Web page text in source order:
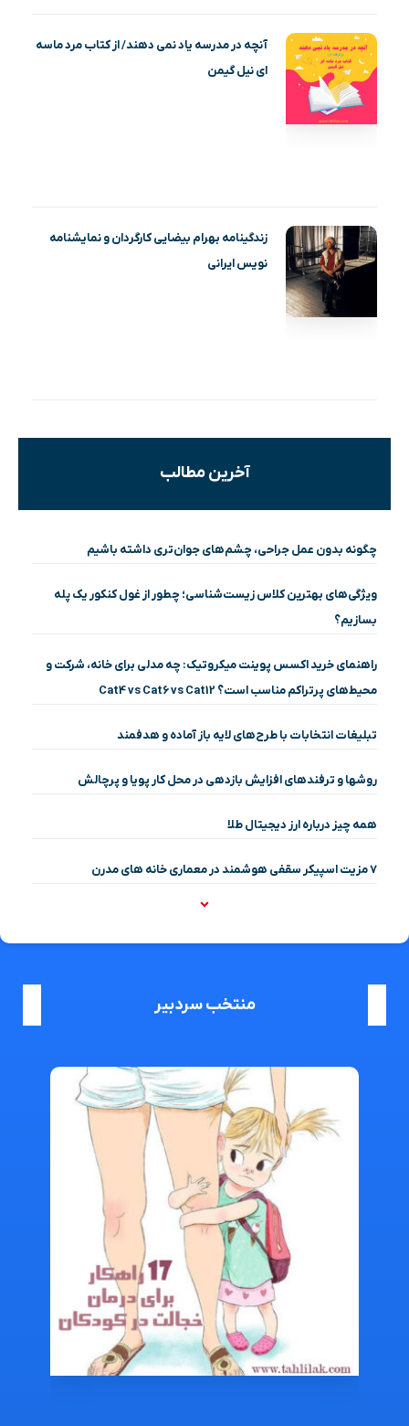
آنچه در مدرسه یاد نمی دهند/ از کتاب مرد ماسه‌
ای نیل گیمن
زندگینامه بهرام بیضایی کارگردان و نمایشنامه
نویس ایرانی
آخرین مطالب
چگونه بدون عمل جراحی، چشم‌های جوان‌تری داشته باشیم
ویژگی‌های بهترین کلاس زیست‌شناسی؛ چطور از غول کنکور یک پله
بسازیم؟
راهنمای خرید اکسس پوینت میکروتیک: چه مدلی برای خانه، شرکت و
محیط‌های پرتراکم مناسب است؟ Cat4 vs Cat6 vs Cat12
تبلیغات انتخابات با طرح‌های لایه باز آماده و هدفمند
روشها و ترفندهای افزایش بازدهی در محل کار پویا و پرچالش
همه چیز درباره ارز دیجیتال طلا
۷ مزیت اسپیکر سقفی هوشمند در معماری خانه‌ های مدرن
منتخب سردبیر